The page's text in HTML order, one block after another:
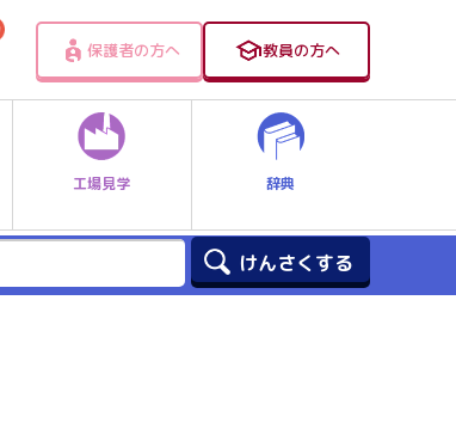
保護者の方へ 教員の方へ
工場見学 辞典